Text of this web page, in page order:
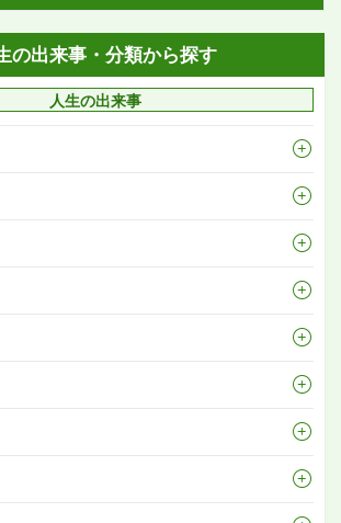
の出来事・分類から探す
人生の出来事